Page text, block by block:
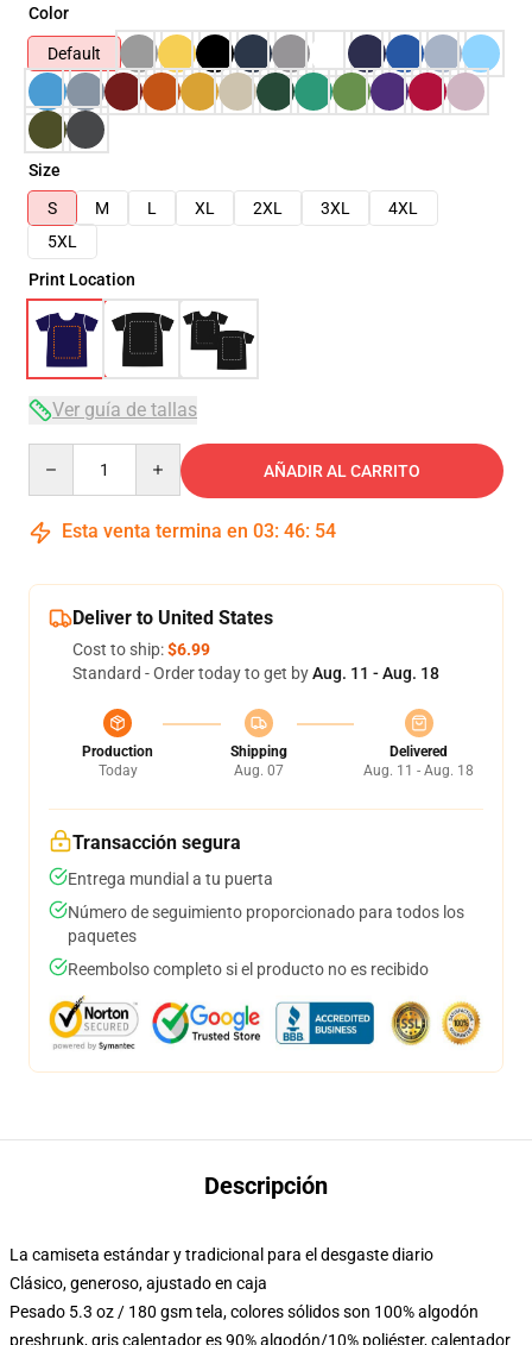
Color
Default
Size
S
M L XL 2XL 3XL
4XL
5XL
Print Location
Ver guía de tallas
AÑADIR AL CARRITO
Esta venta termina en 03: 46: 54
Deliver to United States
Cost to ship:$6.99
Standard - Order today to get byAug. 11 - Aug. 18
Production
Today
Shipping
Aug. 07
Delivered
Aug. 11 - Aug. 18
Transacción segura
Entrega mundial a tu puerta
Número de seguimiento proporcionado para todos los
paquetes
Reembolso completo si el producto no es recibido
Descripción
La camiseta estándar y tradicional para el desgaste diario
Clásico, generoso, ajustado en caja
Pesado 5.3 oz / 180 gsm tela, colores sólidos son 100% algodón
preshrunk, gris calentador es 90% algodón/10% poliéster, calentador